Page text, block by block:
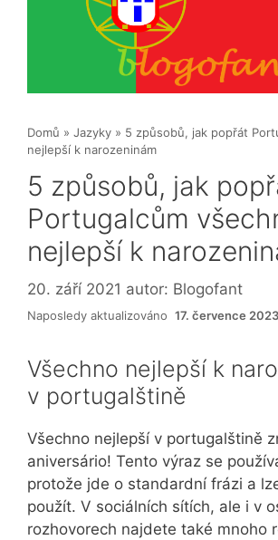
Domů » Jazyky » 5 způsobů, jak popřát
nejlepší k narozeninám
5 způsobů, jak
Portugalcům
nejlepší k
20. září 2021 autor: Blogofant
Naposledy aktualizováno 17. července 2023
Všechno nejlepší k
v portugalštině
Všechno nejlepší v portugalštině
aniversário! Tento výraz se
protože jde o standardní frázi a
použít. V sociálních sítích, ale i v
rozhovorech najdete také mnoho